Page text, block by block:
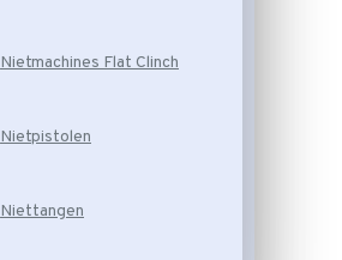
Nietmachines Flat Clinch
Nietpistolen
Niettangen